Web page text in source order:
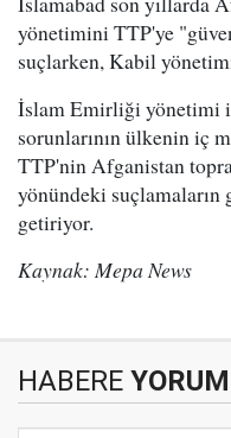
yönetimini TTP'ye
suçlarken, Kabil
İslam Emirliği yönetimi
sorunlarının ülkenin iç
TTP'nin Afganistan
yönündeki suçlamaların
getiriyor.
Kaynak: Mepa News
HABERE